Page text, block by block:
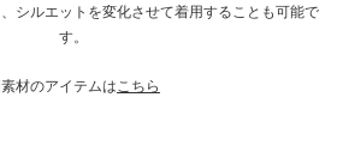
シルエットを変化させて着用することも可能で
す。
材のアイテムはこちら